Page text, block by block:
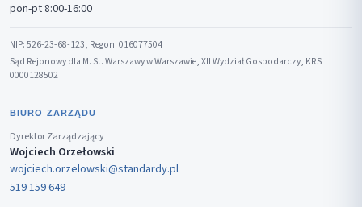
pon-pt 8:00-16:00
NIP: 526-23-68-123, Regon: 016077504
Sąd Rejonowy dla M. St. Warszawy w Warszawie, XII Wydział Gospodarczy, KRS
0000128502
BIURO ZARZĄDU
Dyrektor Zarządzający
Wojciech Orzełowski
wojciech.orzelowski@standardy.pl
519 159 649